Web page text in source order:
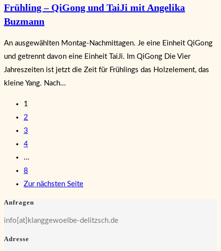
Frühling – QiGong und TaiJi mit Angelika
Buzmann
An ausgewählten Montag-Nachmittagen. Je eine Einheit QiGong
und getrennt davon eine Einheit TaiJi. Im QiGong Die Vier
Jahreszeiten ist jetzt die Zeit für Frühlings das Holzelement, das
kleine Yang. Nach…
1
2
3
4
…
8
Zur nächsten Seite
Anfragen
info[at]klanggewoelbe-delitzsch.de
Adresse